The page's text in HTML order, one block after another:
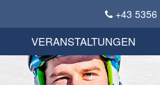
+43
KSC Sportgeschichte
Bekleidungsshop
VERANSTALTUNGEN